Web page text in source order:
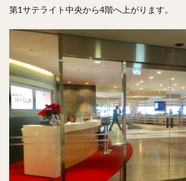
第1サテライト中央から4階へ上がります。